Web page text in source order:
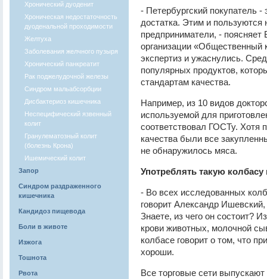
Хронический дуоденит
Хроническая недостаточность
дуоденальной проходимости
Желтуха
Заболевания желчного пузыря
Хронический панкреатит
Рак поджелудочной железы
Синдром мальабсорбции
Дисбактериоз кишечника
Неспецифический язвенный
колит
Гранулематозный колит
(болезнь Крона)
Ишемический колит
Запор
Синдром раздраженного
кишечника
Кандидоз пищевода
Боли в животе
Изжога
Тошнота
Рвота
- Петербургский покупатель
достатка. Этим и
предприниматели, -
организации «Общественный
экспертиз и ужаснулись.
популярных продуктов,
стандартам качества.
Например, из 10 видов
используемой для
соответствовал ГОСТу. Хотя
качества были все
не обнаружилось мяса.
Употреблять такую колбасу
- Во всех исследованных
говорит Александр
Знаете, из чего он состоит?
крови животных, молочной
колбасе говорит о том, что
хороши.
Все торговые сети